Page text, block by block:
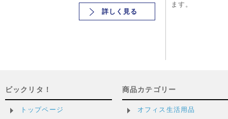
詳しく見る
ます。
ビックリタ！
トップページ
商品カテゴリー
オフィス生活用品